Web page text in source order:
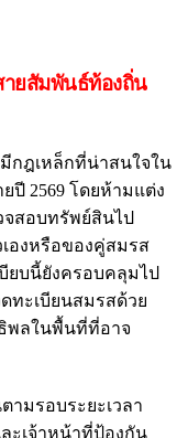
ยสัมพันธ์ท้องถิ่น
กฎเหล็กที่น่าสนใจใน
ปี 2569 โดยห้ามแต่ง
จสอบทรัพย์สินไป
องหรือของคู่สมรส
ยบนี้ยังครอบคลุมไป
ทะเบียนสมรสด้วย
พลในพื้นที่ที่อาจ
มรอบระยะเวลา
ะเจ้าหน้าที่ป้องกัน